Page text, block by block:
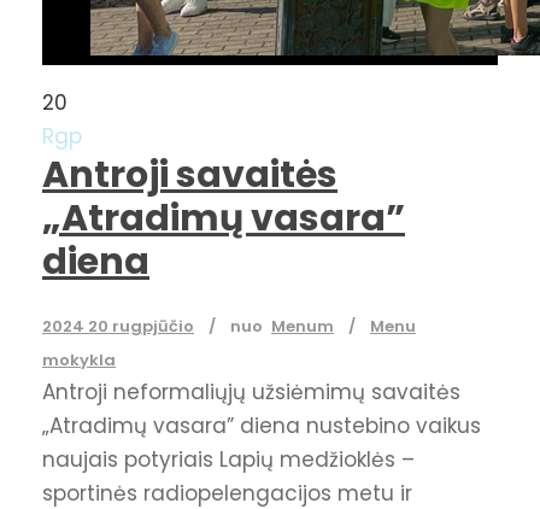
20
Rgp
Antroji savaitės
„Atradimų vasara”
diena
2024 20 rugpjūčio nuo Menum
Menu
mokykla
Antroji neformaliųjų užsiėmimų savaitės
„Atradimų vasara” diena nustebino vaikus
naujais potyriais Lapių medžioklės –
sportinės radiopelengacijos metu ir